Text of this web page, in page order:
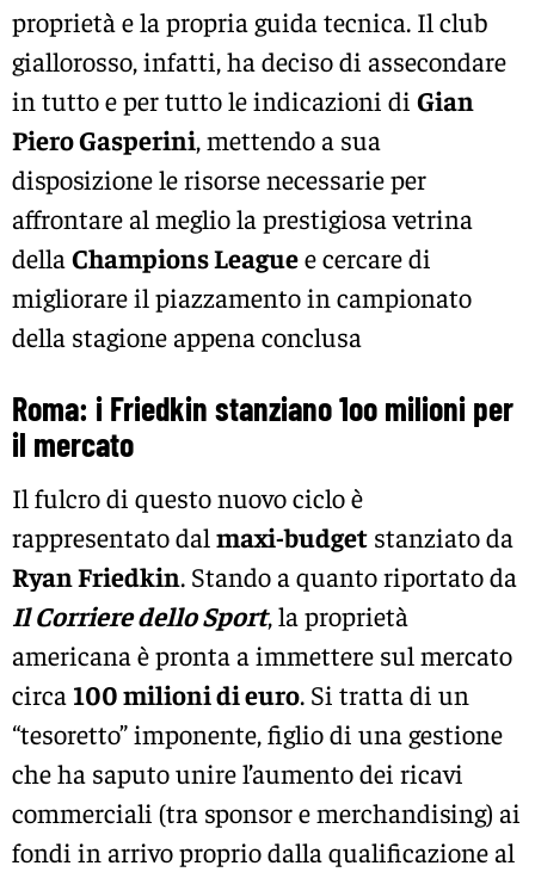
proprietà e la propria guida tecnica. Il club
giallorosso, infatti, ha deciso di assecondare
in tutto e per tutto le indicazioni di Gian
Piero Gasperini, mettendo a sua
disposizione le risorse necessarie per
affrontare al meglio la prestigiosa vetrina
della Champions Leaguee cercare di
migliorare il piazzamento in campionato
della stagione appena conclusa
Roma: i Friedkin stanziano 1oo milioni per
il mercato
Il fulcro di questo nuovo ciclo è
rappresentato dal maxi-budget stanziato da
Ryan Friedkin. Stando a quanto riportato da
Il Corriere dello Sport, la proprietà
americana è pronta a immettere sul mercato
circa 100 milioni di euro. Si tratta di un
“tesoretto” imponente, figlio di una gestione
che ha saputo unire l’aumento dei ricavi
commerciali (tra sponsor e merchandising) ai
fondi in arrivo proprio dalla qualificazione al